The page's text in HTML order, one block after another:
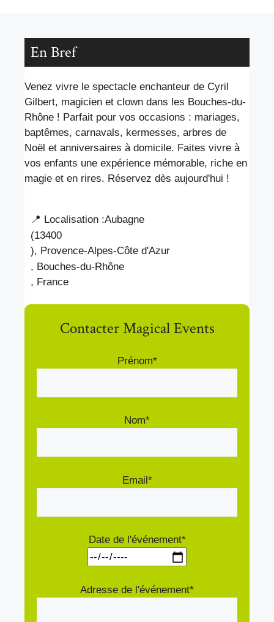
En Bref
Venez vivre le spectacle enchanteur de Cyril
Gilbert, magicien et clown dans les Bouches-du-
Rhône ! Parfait pour vos occasions : mariages,
baptêmes, carnavals, kermesses, arbres de
Noël et anniversaires à domicile. Faites vivre à
vos enfants une expérience mémorable, riche en
magie et en rires. Réservez dès aujourd'hui !
📍 Localisation :Aubagne
(13400
), Provence-Alpes-Côte d'Azur
, Bouches-du-Rhône
, France
Contacter Magical Events
Prénom*
Nom*
Email*
Date de l'événement*
Adresse de l'événement*